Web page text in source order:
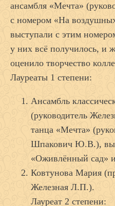
ансамбля «Мечта»
с номером «На
выступали с этим
у них всё получилось, и
оценило творчество
Лауреаты 1 степени:
Ансамбль
(руководитель
танца «Мечта»
Шпакович Ю.В.),
«Оживлённый сад»
Ковтунова Мария
Железная Л.П.).
Лауреат 2 степени: